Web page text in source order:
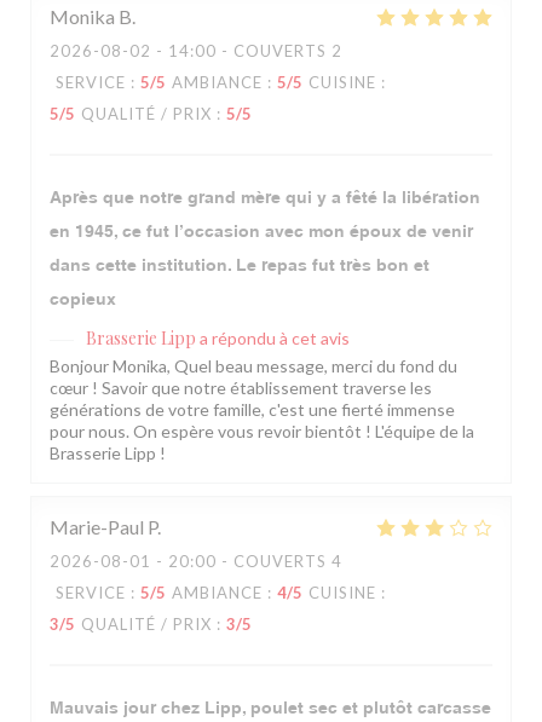
Monika B
2026-08-02 - 14:00 - COUVERTS 2
SERVICE : 5/5 AMBIANCE : 5/5 CUISINE :
5/5 QUALITÉ / PRIX : 5/5
Après que notre grand mère qui y a fêté la libération
en 1945, ce fut l’occasion avec mon époux de venir
dans cette institution. Le repas fut très bon et
copieux
Brasserie Lipp a répondu à cet avis
Bonjour Monika, Quel beau message, merci du fond du
cœur ! Savoir que notre établissement traverse les
générations de votre famille, c'est une fierté immense
pour nous. On espère vous revoir bientôt ! L'équipe de la
Brasserie Lipp !
Marie-Paul P
2026-08-01 - 20:00 - COUVERTS 4
SERVICE : 5/5 AMBIANCE : 4/5 CUISINE :
3/5 QUALITÉ / PRIX : 3/5
Mauvais jour chez Lipp, poulet sec et plutôt carcasse